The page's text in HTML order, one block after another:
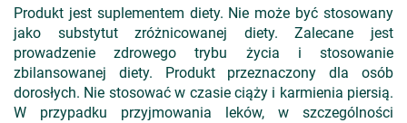
Produkt jest suplementem diety. Nie może być stosowany
jako substytut zróżnicowanej diety. Zalecane jest
prowadzenie zdrowego trybu życia i stosowanie
zbilansowanej diety. Produkt przeznaczony dla osób
dorosłych. Nie stosować w czasie ciąży i karmienia piersią.
W przypadku przyjmowania leków, w szczególności